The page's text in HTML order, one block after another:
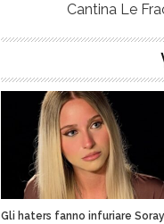
Cantina Le
Gli haters fanno infuriare